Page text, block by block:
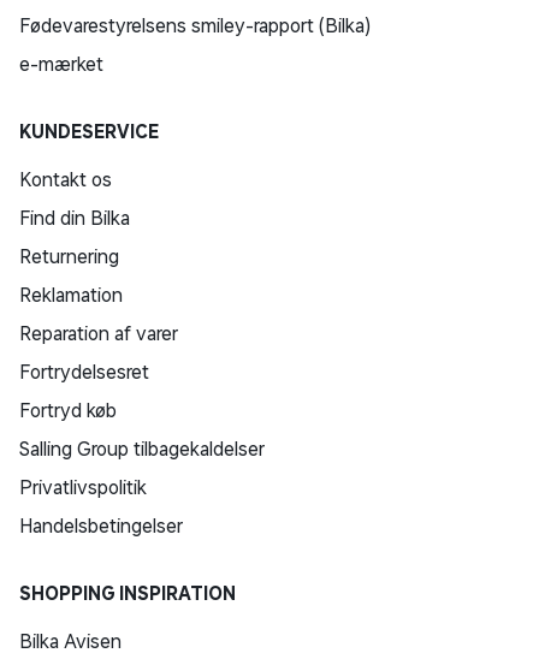
Fødevarestyrelsens smiley-rapport (Bilka)
e-mærket
KUNDESERVICE
Kontakt os
Find din Bilka
Returnering
Reklamation
Reparation af varer
Fortrydelsesret
Fortryd køb
Salling Group tilbagekaldelser
Privatlivspolitik
Handelsbetingelser
SHOPPING INSPIRATION
Bilka Avisen